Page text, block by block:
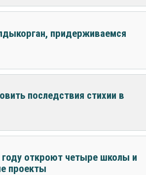
придерживаемся
последствия стихии в
откроют четыре школы и
проекты